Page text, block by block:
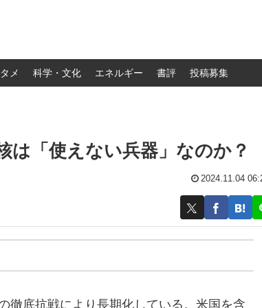
メ 科学・文化 エネルギー 書評 投稿募集
は「使えない兵器」なのか？
2024.11.04
徹底抗戦により長期化している。米国を含